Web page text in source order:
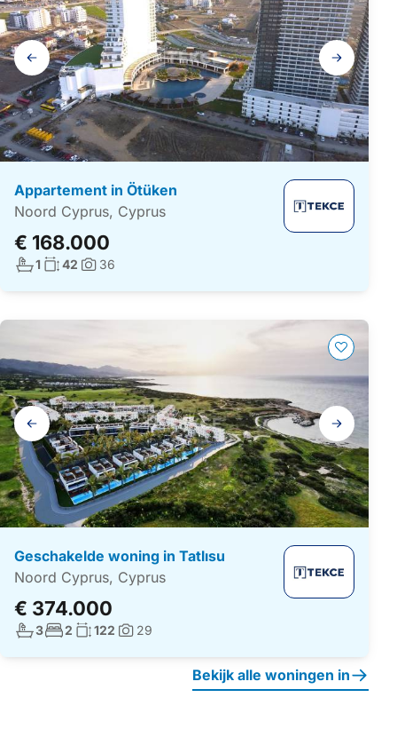
Galerij
navigatie
Appartement in Ötüken
Noord Cyprus, Cyprus
€ 168.000
Aantal badkamers:
1 Woonoppervlakte:
42 Foto's:
36
Galerij
navigatie
Geschakelde woning in Tatlısu
Noord Cyprus, Cyprus
€ 374.000
Aantal badkamers:
3Aantal slaapkamers:
2 Woonoppervlakte:
122 Foto's:
29
Bekijk alle woningen in